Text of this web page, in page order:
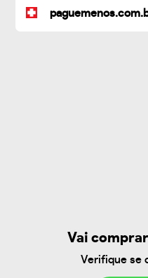
Vai
Verifique se